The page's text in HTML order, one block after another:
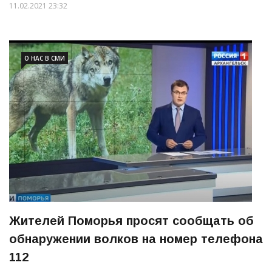
11.02.2021 23:32
О НАС В СМИ
Жителей Поморья просят сообщать об
обнаружении волков на номер телефона
112